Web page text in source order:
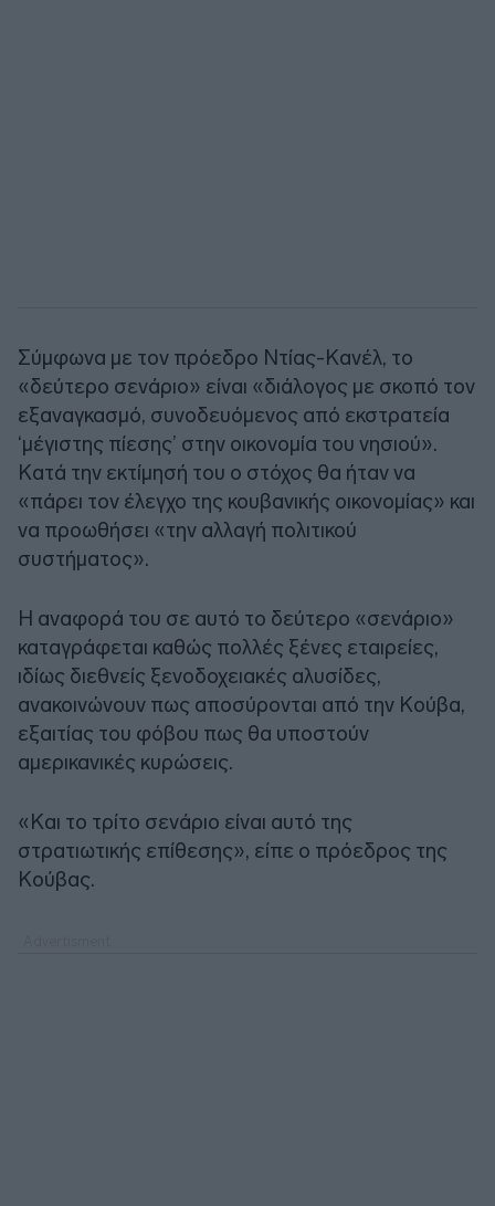
Σύμφωνα με τον πρόεδρο Ντίας-Κανέλ, το
«δεύτερο σενάριο» είναι «διάλογος με σκοπό τον
εξαναγκασμό, συνοδευόμενος από εκστρατεία
‘μέγιστης πίεσης’ στην οικονομία του νησιού».
Κατά την εκτίμησή του ο στόχος θα ήταν να
«πάρει τον έλεγχο της κουβανικής οικονομίας» και
να προωθήσει «την αλλαγή πολιτικού
συστήματος».
Η αναφορά του σε αυτό το δεύτερο «σενάριο»
καταγράφεται καθώς πολλές ξένες εταιρείες,
ιδίως διεθνείς ξενοδοχειακές αλυσίδες,
ανακοινώνουν πως αποσύρονται από την Κούβα,
εξαιτίας του φόβου πως θα υποστούν
αμερικανικές κυρώσεις.
«Και το τρίτο σενάριο είναι αυτό της
στρατιωτικής επίθεσης», είπε ο πρόεδρος της
Κούβας.